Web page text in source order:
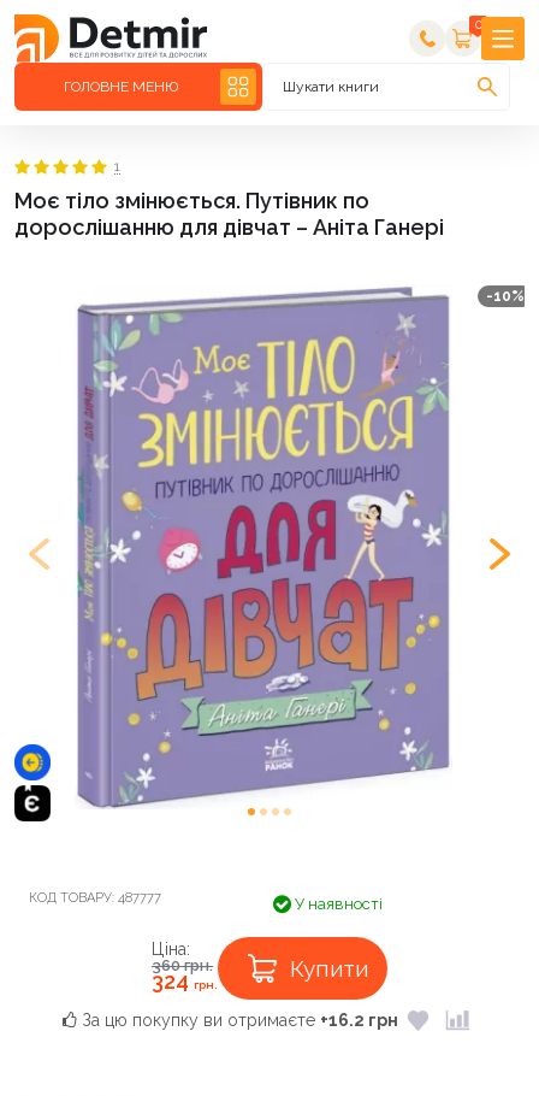
0
ГОЛОВНЕ МЕНЮ Шукати книги
Моє тіло змінюється. Путівник по
дорослішанню для дівчат – Аніта Ганері
1
-10%
КОД ТОВАРУ: 487777 У наявності
Ціна:
360грн.
324грн.
Купити
За цю покупку ви отримаєте +16.2 грн